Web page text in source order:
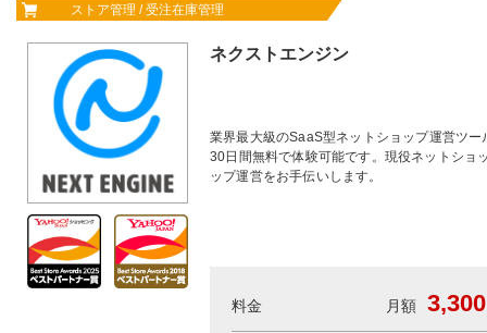
ストア管理 / 受注在庫管理
ネクストエンジン
業界最大級のSaaS型ネットショップ運営ツ
30日間無料で体験可能です。現役ネットショ
ップ運営をお手伝いします。
料金 3,300